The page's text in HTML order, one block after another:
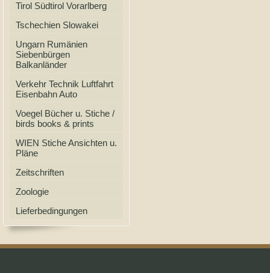
Tirol Südtirol Vorarlberg
Tschechien Slowakei
Ungarn Rumänien
Siebenbürgen
Balkanländer
Verkehr Technik Luftfahrt
Eisenbahn Auto
Voegel Bücher u. Stiche /
birds books & prints
WIEN Stiche Ansichten u.
Pläne
Zeitschriften
Zoologie
Lieferbedingungen